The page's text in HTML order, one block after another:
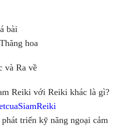
bài
hoa
và Ra về
Reiki với Reiki khác là gì?
triển kỹ năng ngoại cảm